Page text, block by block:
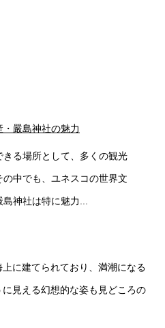
嚴島神社の魅力
る場所として、多くの観光
中でも、ユネスコの世界文
神社は特に魅力...
上に建てられており、満潮になる
見える幻想的な姿も見どころの